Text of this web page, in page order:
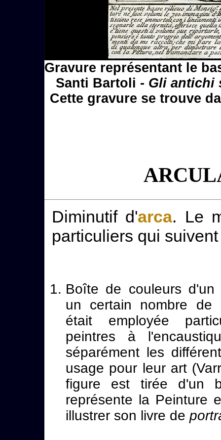
Gravure représentant le
Santi Bartoli - Gli antichi
Cette gravure se trouve
Diminutif d'arca. Le
particuliers qui
Boîte de couleurs
un certain nombre de
était employée
peintres à
séparément les
usage pour leur art
figure est tirée d'un
représente la Peinture
illustrer son livre de